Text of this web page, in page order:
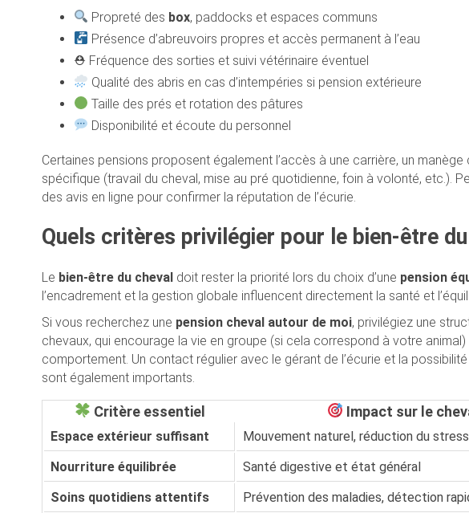
Propreté des box, paddocks et espaces communs
Présence d’abreuvoirs propres et accès permanent à l’eau
⛑ Fréquence des sorties et suivi vétérinaire éventuel
Qualité des abris en cas d’intempéries si pension extérieure
Taille des prés et rotation des pâtures
Disponibilité et écoute du personnel
Certaines pensions proposent également l’accès à une carrière, un
spécifique (travail du cheval, mise au pré quotidienne, foin à volonté, etc.).
des avis en ligne pour confirmer la réputation de l’écurie.
Quels critères privilégier pour le bien-être
Le bien-être du cheval doit rester la priorité lors du choix d’une pension
l’encadrement et la gestion globale influencent directement la santé et
Si vous recherchez une pension cheval autour de moi, privilégiez une
chevaux, qui encourage la vie en groupe (si cela correspond à votre
comportement. Un contact régulier avec le gérant de l’écurie et la
sont également importants.
Critère essentiel Impact sur le
Espace extérieur suffisant
Mouvement naturel, réduction du stress
Nourriture équilibrée
Santé digestive et état général
Soins quotidiens attentifs
Prévention des maladies, détection